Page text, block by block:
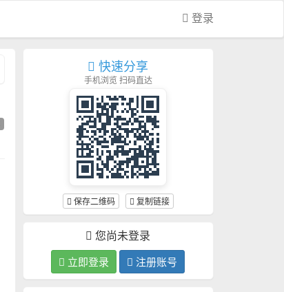
登录
快速分享
手机浏览 扫码直达
保存二维码 复制链接
您尚未登录
立即登录 注册账号